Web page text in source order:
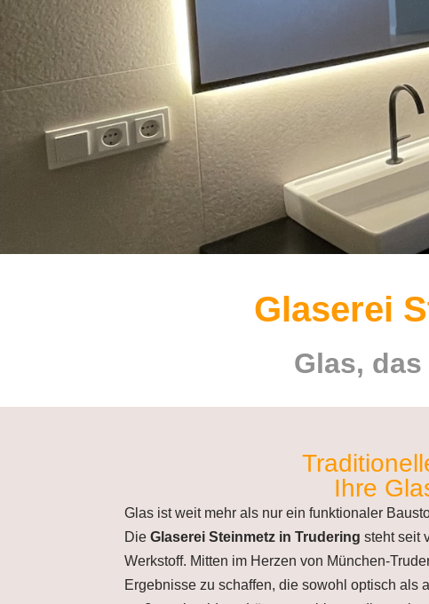
Glaserei
Glas,
Ihre
Glas ist weit mehr als nur ein funktionaler
Die Glaserei Steinmetz in Trudering steht seit
Werkstoff. Mitten im Herzen von München-
Ergebnisse zu schaffen, die sowohl optisch als